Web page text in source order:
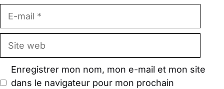
E-
Site
Enregistrer mon nom, mon e-mail et mon site
dans le navigateur pour mon prochain